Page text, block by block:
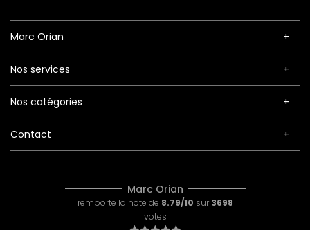
Marc Orian
Nos services
Nos catégories
Contact
Marc Orian
remporte la note de 8.79/10 sur 3698
votes